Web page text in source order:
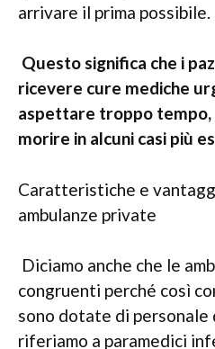
arrivare il prima possibile.
Questo significa che i
ricevere cure mediche
aspettare troppo tempo,
morire in alcuni casi più
Caratteristiche e
ambulanze private
Diciamo anche che le
congruenti perché così
sono dotate di personale
riferiamo a paramedici